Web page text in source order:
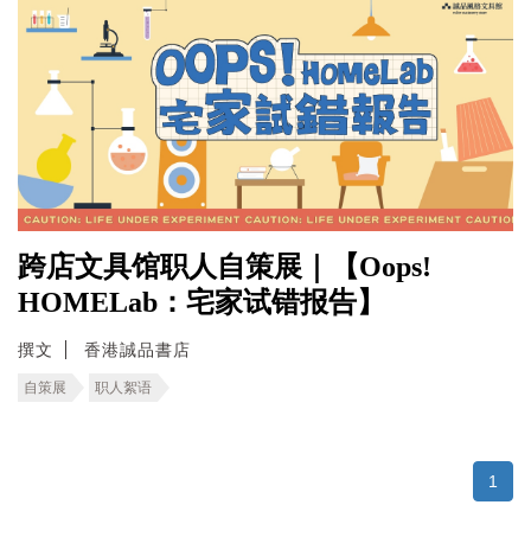
跨店文具馆职人自策展｜【Oops!
HOMELab：宅家试错报告】
撰文 香港誠品書店
自策展 职人絮语
1